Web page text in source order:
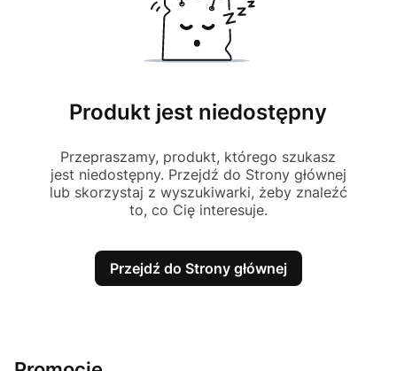
Produkt jest niedostępny
Przepraszamy, produkt, którego szukasz
jest niedostępny. Przejdź do Strony głównej
lub skorzystaj z wyszukiwarki, żeby znaleźć
to, co Cię interesuje.
Przejdź do Strony głównej